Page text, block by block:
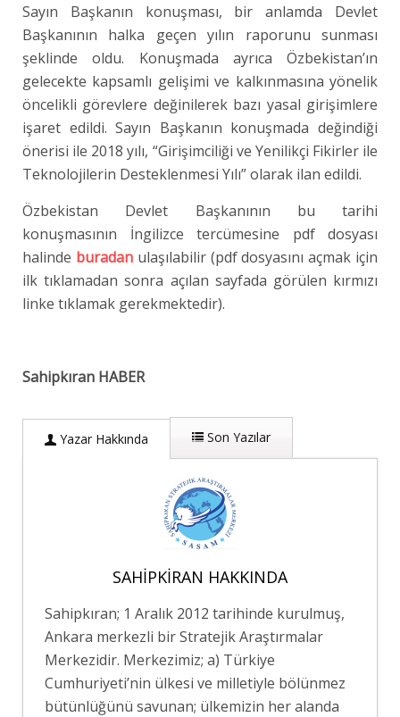
Sayın Başkanın konuşması, bir anlamda Devlet
Başkanının halka geçen yılın raporunu sunması
şeklinde oldu. Konuşmada ayrıca Özbekistan’ın
gelecekte kapsamlı gelişimi ve kalkınmasına yönelik
öncelikli görevlere değinilerek bazı yasal girişimlere
işaret edildi. Sayın Başkanın konuşmada değindiği
önerisi ile 2018 yılı, “Girişimciliği ve Yenilikçi Fikirler ile
Teknolojilerin Desteklenmesi Yılı” olarak ilan edildi.
Özbekistan Devlet Başkanının bu tarihi
konuşmasının İngilizce tercümesine pdf dosyası
halinde buradanulaşılabilir (pdf dosyasını açmak için
ilk tıklamadan sonra açılan sayfada görülen kırmızı
linke tıklamak gerekmektedir).
Sahipkıran HABER
Yazar Hakkında Son Yazılar
SAHIPKIRAN HAKKINDA
Sahipkıran; 1 Aralık 2012 tarihinde kurulmuş,
Ankara merkezli bir Stratejik Araştırmalar
Merkezidir. Merkezimiz; a) Türkiye
Cumhuriyeti’nin ülkesi ve milletiyle bölünmez
bütünlüğünü savunan; ülkemizin her alanda